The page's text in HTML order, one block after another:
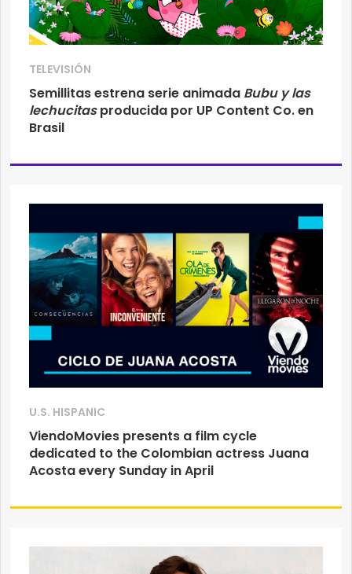
TELEVISIÓN
Semillitas estrena serie animada Bubu y las
lechucitasproducida por UP Content Co. en
Brasil
U.S. HISPANIC
ViendoMovies presents a film cycle
dedicated to the Colombian actress Juana
Acosta every Sunday in April